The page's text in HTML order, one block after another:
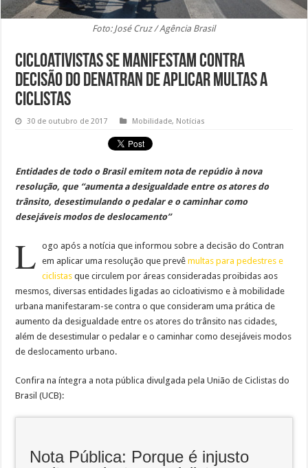
Foto: José Cruz / Agência Brasil
Cicloativistas se manifestam contra
decisão do Denatran de aplicar multas a
ciclistas
30 de outubro de 2017 Mobilidade, Notícias
Entidades de todo o Brasil emitem nota de repúdio à nova
resolução, que “aumenta a desigualdade entre os atores do
trânsito, desestimulando o pedalar e o caminhar como
desejáveis modos de deslocamento”
L
ogo após a notícia que informou sobre a decisão do Contran
em aplicar uma resolução que prevêmultas para pedestres e
ciclistas que circulem por áreas consideradas proibidas aos
mesmos, diversas entidades ligadas ao cicloativismo e à mobilidade
urbana manifestaram-se contra o que consideram uma prática de
aumento da desigualdade entre os atores do trânsito nas cidades,
além de desestimular o pedalar e o caminhar como desejáveis modos
de deslocamento urbano.
Confira na íntegra a nota pública divulgada pela União de Ciclistas do
Brasil (UCB):
Nota Pública: Porque é injusto